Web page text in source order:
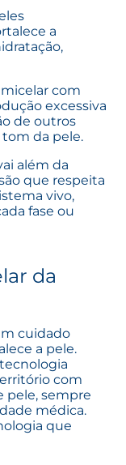
a
com
excessiva
de outros
da pele.
além da
que respeita
vivo,
fase ou
da
cuidado
a pele.
com
pele, sempre
médica.
que